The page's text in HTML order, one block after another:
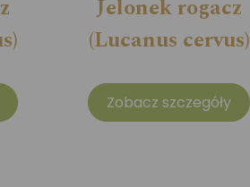
Jelonek rogacz
(Lucanus cervus)
Zobacz szczegóły